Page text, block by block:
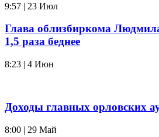
9:57 | 23 Июл
Глава облизбиркома
1,5 раза беднее
8:23 | 4 Июн
Доходы главных орловских
8:00 | 29 Май